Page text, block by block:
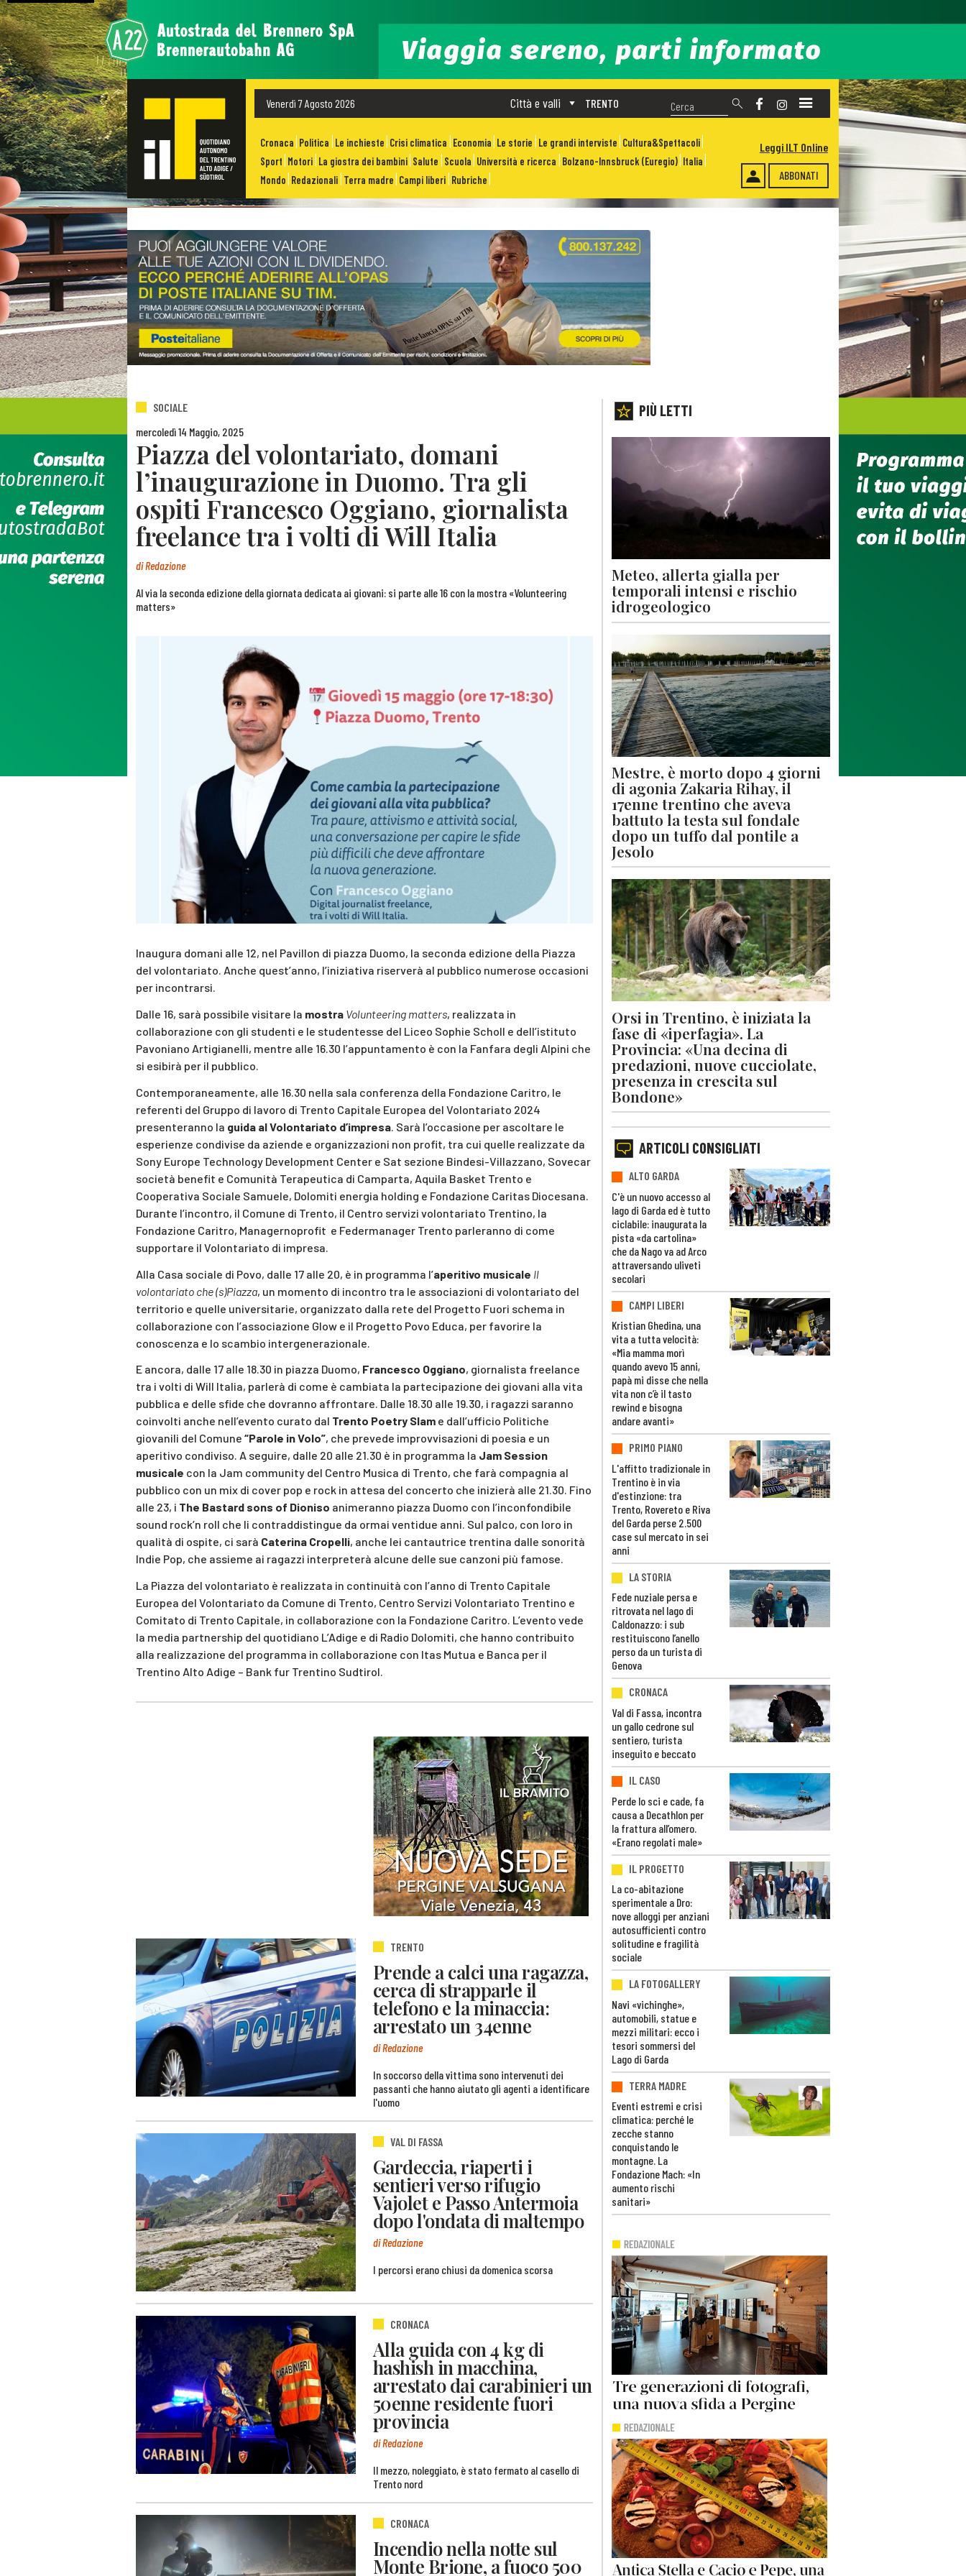
Venerdì 7 Agosto 2026 TRENTO
Città e valli
Cronaca Politica Le inchieste Crisi climatica Economia Le storie Le grandi interviste Cultura&Spettacoli
Sport Motori La giostra dei bambini Salute Scuola Università e ricerca Bolzano-Innsbruck (Euregio) Italia
Mondo Redazionali Terra madre Campi liberi Rubriche ABBONATI
Leggi ILT Online
SOCIALE
mercoledì 14 Maggio, 2025
Piazza del volontariato, domani
l’inaugurazione in Duomo. Tra gli
ospiti Francesco Oggiano, giornalista
freelance tra i volti di Will Italia
diRedazione
Al via la seconda edizione della giornata dedicata ai giovani: si parte alle 16 con la mostra «Volunteering
matters»
Inaugura domani alle 12, nel Pavillon di piazza Duomo, la seconda edizione della Piazza
del volontariato. Anche quest’anno, l’iniziativa riserverà al pubblico numerose occasioni
per incontrarsi.
Dalle 16, sarà possibile visitare la mostra Volunteering matters, realizzata in
collaborazione con gli studenti e le studentesse del Liceo Sophie Scholl e dell’istituto
Pavoniano Artigianelli, mentre alle 16.30 l’appuntamento è con la Fanfara degli Alpini che
si esibirà per il pubblico.
Contemporaneamente, alle 16.30 nella sala conferenza della Fondazione Caritro, le
referenti del Gruppo di lavoro di Trento Capitale Europea del Volontariato 2024
presenteranno la guida al Volontariato d’impresa . Sarà l’occasione per ascoltare le
esperienze condivise da aziende e organizzazioni non profit, tra cui quelle realizzate da
Sony Europe Technology Development Center e Sat sezione Bindesi-Villazzano, Sovecar
società benefit e Comunità Terapeutica di Camparta, Aquila Basket Trento e
Cooperativa Sociale Samuele, Dolomiti energia holding e Fondazione Caritas Diocesana.
Durante l’incontro, il Comune di Trento, il Centro servizi volontariato Trentino, la
Fondazione Caritro, Managernoprofit e Federmanager Trento parleranno di come
supportare il Volontariato di impresa.
Alla Casa sociale di Povo, dalle 17 alle 20, è in programma l’aperitivo musicale Il
volontariato che (s)Piazza, un momento di incontro tra le associazioni di volontariato del
territorio e quelle universitarie, organizzato dalla rete del Progetto Fuori schema in
collaborazione con l’associazione Glow e il Progetto Povo Educa, per favorire la
conoscenza e lo scambio intergenerazionale.
E ancora, dalle 17 alle 18.30 in piazza Duomo, Francesco Oggiano, giornalista freelance
tra i volti di Will Italia, parlerà di come è cambiata la partecipazione dei giovani alla vita
pubblica e delle sfide che dovranno affrontare. Dalle 18.30 alle 19.30, i ragazzi saranno
coinvolti anche nell’evento curato dal Trento Poetry Slam e dall’ufficio Politiche
giovanili del Comune “Parole in Volo”, che prevede improvvisazioni di poesia e un
aperitivo condiviso. A seguire, dalle 20 alle 21.30 è in programma la Jam Session
musicale con la Jam community del Centro Musica di Trento, che farà compagnia al
pubblico con un mix di cover pop e rock in attesa del concerto che inizierà alle 21.30. Fino
alle 23, i The Bastard sons of Dioniso animeranno piazza Duomo con l’inconfondibile
sound rock’n roll che li contraddistingue da ormai ventidue anni. Sul palco, con loro in
qualità di ospite, ci sarà Caterina Cropelli, anche lei cantautrice trentina dalle sonorità
Indie Pop, che assieme ai ragazzi interpreterà alcune delle sue canzoni più famose.
La Piazza del volontariato è realizzata in continuità con l’anno di Trento Capitale
Europea del Volontariato da Comune di Trento, Centro Servizi Volontariato Trentino e
Comitato di Trento Capitale, in collaborazione con la Fondazione Caritro. L’evento vede
la media partnership del quotidiano L’Adige e di Radio Dolomiti, che hanno contribuito
alla realizzazione del programma in collaborazione con Itas Mutua e Banca per il
Trentino Alto Adige – Bank fur Trentino Sudtirol.
TRENTO
Prende a calci una ragazza,
cerca di strapparle il
telefono e la minaccia:
arrestato un 34enne
di Redazione
In soccorso della vittima sono intervenuti dei
passanti che hanno aiutato gli agenti a identificare
l'uomo
VAL DI FASSA
Gardeccia, riaperti i
sentieri verso rifugio
Vajolet e Passo Antermoia
dopo l'ondata di maltempo
di Redazione
I percorsi erano chiusi da domenica scorsa
CRONACA
Alla guida con 4 kg di
hashish in macchina,
arrestato dai carabinieri un
50enne residente fuori
provincia
di Redazione
Il mezzo, noleggiato, è stato fermato al casello di
Trento nord
CRONACA
Incendio nella notte sul
Monte Brione, a fuoco 500
PIÙ LETTI
Meteo, allerta gialla per
temporali intensi e rischio
idrogeologico
Mestre, è morto dopo 4 giorni
di agonia Zakaria Rihay, il
17enne trentino che aveva
battuto la testa sul fondale
dopo un tuffo dal pontile a
Jesolo
Orsi in Trentino, è iniziata la
fase di «iperfagia». La
Provincia: «Una decina di
predazioni, nuove cucciolate,
presenza in crescita sul
Bondone»
ARTICOLI CONSIGLIATI
ALTO GARDA
C'è un nuovo accesso al
lago di Garda ed è tutto
ciclabile: inaugurata la
pista «da cartolina»
che da Nago va ad Arco
attraversando uliveti
secolari
CAMPI LIBERI
Kristian Ghedina, una
vita a tutta velocità:
«Mia mamma morì
quando avevo 15 anni,
papà mi disse che nella
vita non c’è il tasto
rewind e bisogna
andare avanti»
PRIMO PIANO
L'affitto tradizionale in
Trentino è in via
d'estinzione: tra
Trento, Rovereto e Riva
del Garda perse 2.500
case sul mercato in sei
anni
LA STORIA
Fede nuziale persa e
ritrovata nel lago di
Caldonazzo: i sub
restituiscono l’anello
perso da un turista di
Genova
CRONACA
Val di Fassa, incontra
un gallo cedrone sul
sentiero, turista
inseguito e beccato
IL CASO
Perde lo sci e cade, fa
causa a Decathlon per
la frattura all’omero.
«Erano regolati male»
IL PROGETTO
La co-abitazione
sperimentale a Dro:
nove alloggi per anziani
autosufficienti contro
solitudine e fragilità
sociale
LA FOTOGALLERY
Navi «vichinghe»,
automobili, statue e
mezzi militari: ecco i
tesori sommersi del
Lago di Garda
TERRA MADRE
Eventi estremi e crisi
climatica: perché le
zecche stanno
conquistando le
montagne. La
Fondazione Mach: «In
aumento rischi
sanitari»